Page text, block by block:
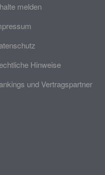
melden
Hinweise
und Vertragspartner